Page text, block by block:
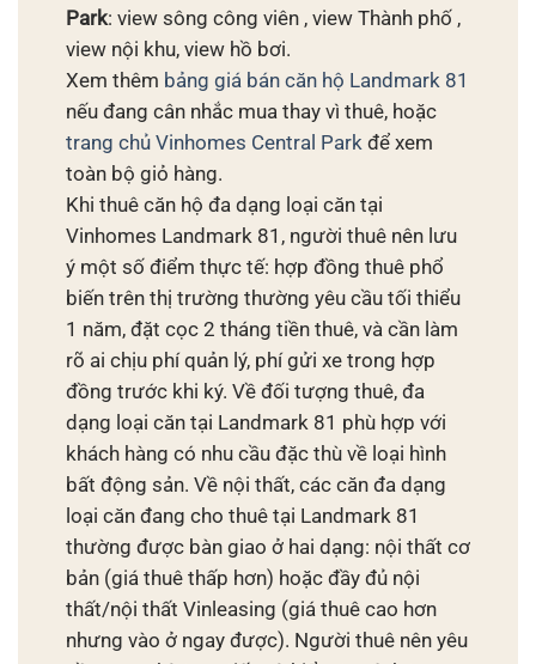
Park: view sông công viên , view Thành phố ,
view nội khu, view hồ bơi.
Xem thêm bảng giá bán căn hộ Landmark 81
nếu đang cân nhắc mua thay vì thuê, hoặc
trang chủ Vinhomes Central Park để xem
toàn bộ giỏ hàng.
Khi thuê căn hộ đa dạng loại căn tại
Vinhomes Landmark 81, người thuê nên lưu
ý một số điểm thực tế: hợp đồng thuê phổ
biến trên thị trường thường yêu cầu tối thiểu
1 năm, đặt cọc 2 tháng tiền thuê, và cần làm
rõ ai chịu phí quản lý, phí gửi xe trong hợp
đồng trước khi ký. Về đối tượng thuê, đa
dạng loại căn tại Landmark 81 phù hợp với
khách hàng có nhu cầu đặc thù về loại hình
bất động sản. Về nội thất, các căn đa dạng
loại căn đang cho thuê tại Landmark 81
thường được bàn giao ở hai dạng: nội thất cơ
bản (giá thuê thấp hơn) hoặc đầy đủ nội
thất/nội thất Vinleasing (giá thuê cao hơn
nhưng vào ở ngay được). Người thuê nên yêu